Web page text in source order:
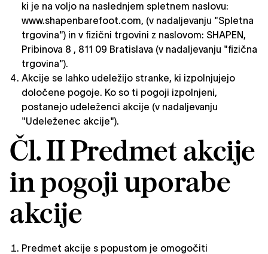
ki je na voljo na naslednjem spletnem naslovu:
www.shapenbarefoot.com, (v nadaljevanju "Spletna
trgovina") in v fizični trgovini z naslovom: SHAPEN,
Pribinova 8 , 811 09 Bratislava (v nadaljevanju "fizična
trgovina").
Akcije se lahko udeležijo stranke, ki izpolnjujejo
določene pogoje. Ko so ti pogoji izpolnjeni,
postanejo udeleženci akcije (v nadaljevanju
"Udeleženec akcije").
Čl. II Predmet akcije
in pogoji uporabe
akcije
Predmet akcije s popustom je omogočiti